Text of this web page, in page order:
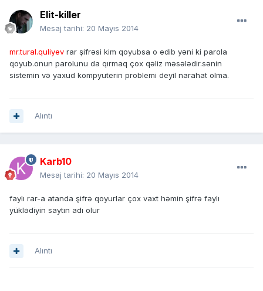
Elit-killer
Mesaj tarihi: 20 Mayıs 2014
mr.tural.quliyev rar şifrəsi kim qoyubsa o edib yəni ki parola
qoyub.onun parolunu da qırmaq çox qəliz məsələdir.sənin
sistemin və yaxud kompyuterin problemi deyil narahat olma.
Alıntı
Karb10
Mesaj tarihi: 20 Mayıs 2014
faylı rar-a atanda şifrə qoyurlar çox vaxt həmin şifrə faylı
yüklədiyin saytın adı olur
Alıntı